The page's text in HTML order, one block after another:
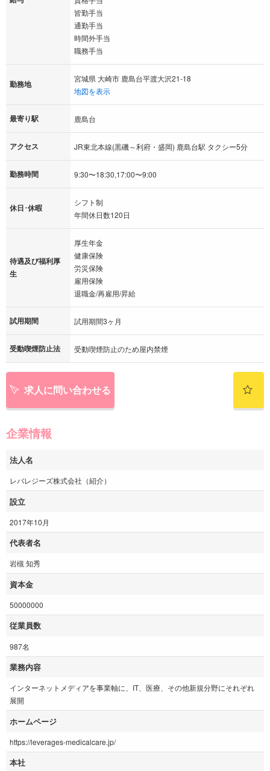
皆勤手当
通勤手当
時間外手当
職務手当
勤務地
宮城県 大崎市 鹿島台平渡大沢21-18
地図を表示
最寄り駅 鹿島台
アクセス JR東北本線(黒磯～利府・盛岡) 鹿島台駅 タクシー5分
勤務時間 9:30〜18:30,17:00〜9:00
休日･休暇
シフト制
年間休日数120日
待遇及び福利厚
生
厚生年金
健康保険
労災保険
雇用保険
退職金/再雇用/昇給
試用期間 試用期間3ヶ月
受動喫煙防止法 受動喫煙防止のため屋内禁煙
求人に問い合わせる
企業情報
法人名
レバレジーズ株式会社（紹介）
設立
2017年10月
代表者名
岩槻 知秀
資本金
50000000
従業員数
987名
業務内容
インターネットメディアを事業軸に、IT、医療、その他新規分野にそれぞれ
展開
ホームページ
https://leverages-medicalcare.jp/
本社